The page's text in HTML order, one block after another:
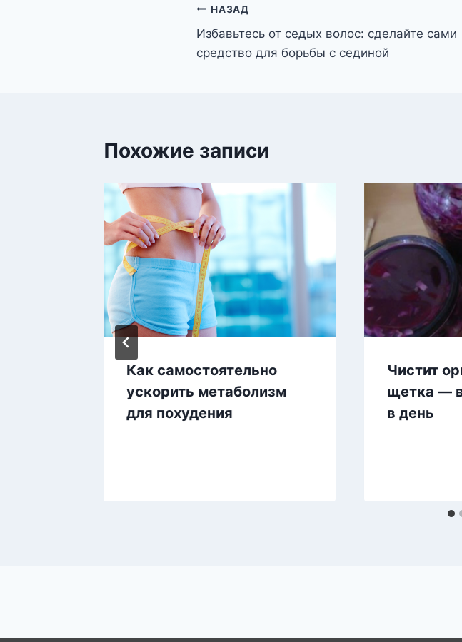
Навигация
по
НАЗАД
Избавьтесь от седых волос: сделайте сами
средство для борьбы с сединой
Похожие записи
Как самостоятельно
ускорить метаболизм
для похудения
Чистит
щетка —
в день